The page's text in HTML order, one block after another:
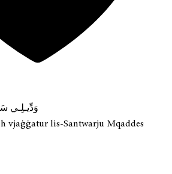
وَدِّيـلِـي
vjaġġatur lis-Santwarju Mqaddes